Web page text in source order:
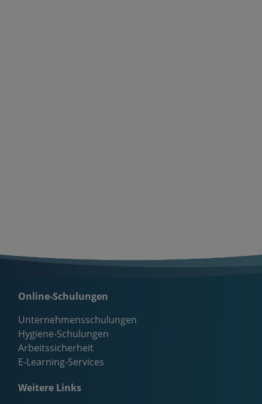
Online-Schulungen
Unternehmensschulungen
Hygiene-Schulungen
Arbeitssicherheit
E-Learning-Services
Weitere Links